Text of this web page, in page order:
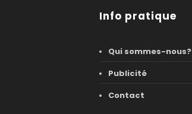
Info pratique
Qui sommes-nous?
Publicité
Contact